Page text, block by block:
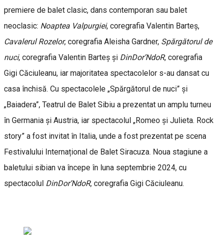
premiere de balet clasic, dans contemporan sau balet
neoclasic: Noaptea Valpurgiei, coregrafia Valentin Barteș,
Cavalerul Rozelor, coregrafia Aleisha Gardner, Spărgătorul de
nuci, coregrafia Valentin Barteș și DinDor’NdoR, coregrafia
Gigi Căciuleanu, iar majoritatea spectacolelor s-au dansat cu
casa închisă. Cu spectacolele „Spărgătorul de nuci” și
„Baiadera”, Teatrul de Balet Sibiu a prezentat un amplu turneu
în Germania și Austria, iar spectacolul „Romeo și Julieta. Rock
story” a fost invitat în Italia, unde a fost prezentat pe scena
Festivalului Internațional de Balet Siracuza. Noua stagiune a
baletului sibian va începe în luna septembrie 2024, cu
spectacolul DinDor’NdoR, coregrafia Gigi Căciuleanu.